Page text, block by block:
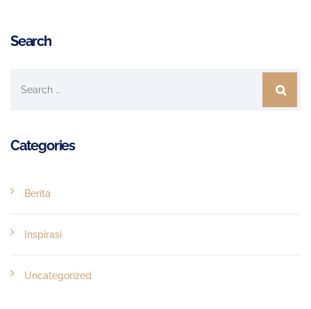
Search
Categories
Berita
Inspirasi
Uncategorized